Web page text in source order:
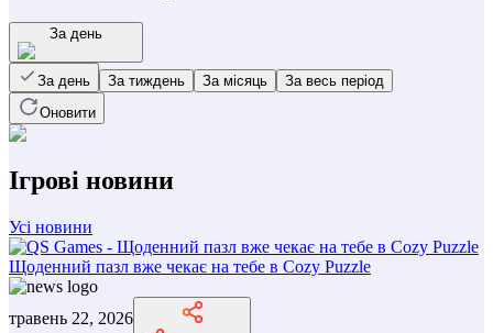
За день
За день За тиждень За місяць
За весь період
Оновити
Ігрові новини
Усі новини
Щоденний пазл вже чекає на тебе в Cozy Puzzle
травень 22, 2026